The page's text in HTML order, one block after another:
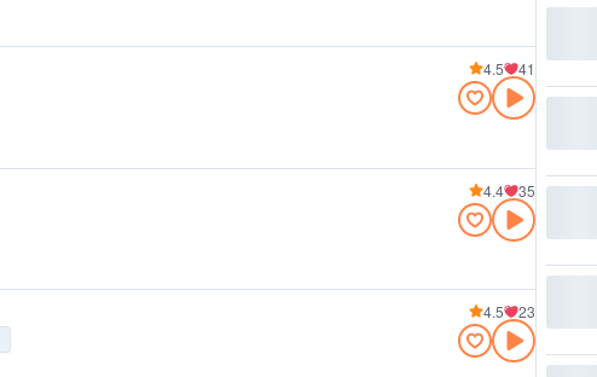
4.5 41
4.4 35
4.5 23